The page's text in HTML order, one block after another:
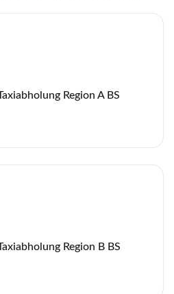
Region A BS
Region B BS